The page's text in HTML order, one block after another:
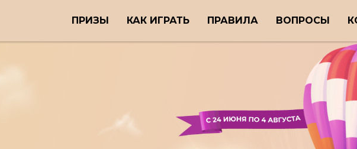
ПРИЗЫ КАК ИГРАТЬ ПРАВИЛА ВОПРОСЫ